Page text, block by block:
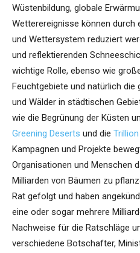
Wüstenbildung, globale
Wetterereignisse können durch
und Wettersystem reduziert
und reflektierenden
wichtige Rolle, ebenso wie
Feuchtgebiete und natürlich die
und Wälder in städtischen
wie die Begrünung der Küsten
Greening Deserts und die
Kampagnen und Projekte
Organisationen und Menschen
Milliarden von Bäumen zu
Rat gefolgt und haben
eine oder sogar mehrere
Nachweise für die Ratschläge
verschiedene Botschafter,